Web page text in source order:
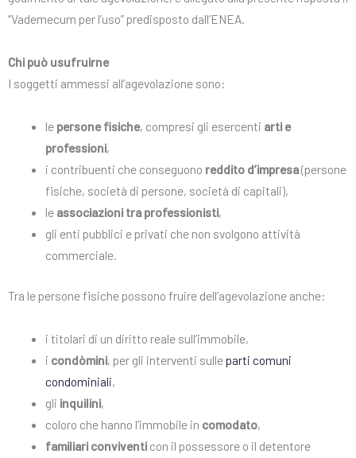
“Vademecum per l’uso” predisposto dall’ENEA.
Chi può usufruirne
I soggetti ammessi all’agevolazione sono:
le persone fisiche, compresi gli esercenti arti e
professioni,
i contribuenti che conseguono reddito d’impresa(persone
fisiche, società di persone, società di capitali),
le associazioni tra professionisti,
gli enti pubblici e privati che non svolgono attività
commerciale.
Tra le persone fisiche possono fruire dell’agevolazione anche:
i titolari di un diritto reale sull’immobile,
i condòmini, per gli interventi sulleparti comuni
condominiali,
gli inquilini,
coloro che hanno l’immobile in comodato,
familiari conviventicon il possessore o il detentore